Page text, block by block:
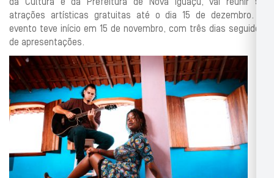
da Cultura e da Prefeitura de Nova Iguaçu, vai reunir 50
atrações artísticas gratuitas até o dia 15 de dezembro. O
evento teve início em 15 de novembro, com três dias seguidos
de apresentações.